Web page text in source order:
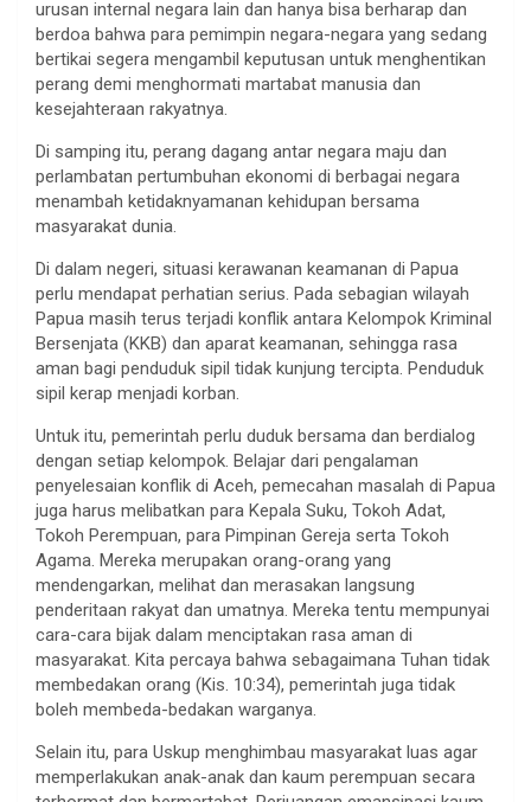
urusan internal negara lain dan hanya bisa berharap dan
berdoa bahwa para pemimpin negara-negara yang sedang
bertikai segera mengambil keputusan untuk menghentikan
perang demi menghormati martabat manusia dan
kesejahteraan rakyatnya.
Di samping itu, perang dagang antar negara maju dan
perlambatan pertumbuhan ekonomi di berbagai negara
menambah ketidaknyamanan kehidupan bersama
masyarakat dunia.
Di dalam negeri, situasi kerawanan keamanan di Papua
perlu mendapat perhatian serius. Pada sebagian wilayah
Papua masih terus terjadi konflik antara Kelompok Kriminal
Bersenjata (KKB) dan aparat keamanan, sehingga rasa
aman bagi penduduk sipil tidak kunjung tercipta. Penduduk
sipil kerap menjadi korban.
Untuk itu, pemerintah perlu duduk bersama dan berdialog
dengan setiap kelompok. Belajar dari pengalaman
penyelesaian konflik di Aceh, pemecahan masalah di Papua
juga harus melibatkan para Kepala Suku, Tokoh Adat,
Tokoh Perempuan, para Pimpinan Gereja serta Tokoh
Agama. Mereka merupakan orang-orang yang
mendengarkan, melihat dan merasakan langsung
penderitaan rakyat dan umatnya. Mereka tentu mempunyai
cara-cara bijak dalam menciptakan rasa aman di
masyarakat. Kita percaya bahwa sebagaimana Tuhan tidak
membedakan orang (Kis. 10:34), pemerintah juga tidak
boleh membeda-bedakan warganya.
Selain itu, para Uskup menghimbau masyarakat luas agar
memperlakukan anak-anak dan kaum perempuan secara